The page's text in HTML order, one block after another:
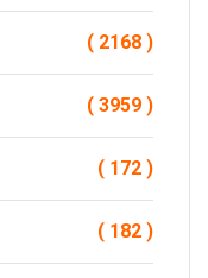
( 2168 )
( 3959 )
( 172 )
( 182 )